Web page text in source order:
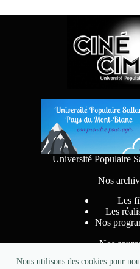
Nous utilisons des cookies pour
Université Populaire
Nos
Les
Les
Nos
Nos